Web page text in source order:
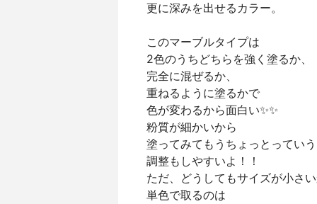
更に深みを出せるカラー。
このマーブルタイプは
2色のうちどちらを強く塗るか、
完全に混ぜるか、
重ねるように塗るかで
色が変わるから面白い✨✨
粉質が細かいから
塗ってみてもうちょっとっていう
調整もしやすいよ！！
ただ、どうしてもサイズが小さい
単色で取るのは